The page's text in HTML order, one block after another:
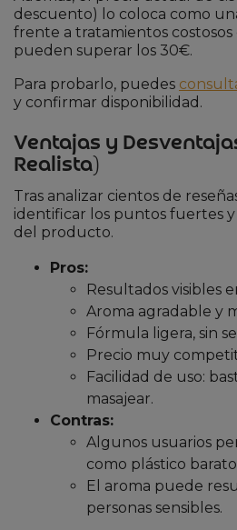
descuento) lo coloca como
frente a tratamientos
pueden superar los 30€.
Para probarlo, puedes
y confirmar disponibilidad.
Ventajas y
Realista)
Tras analizar cientos de
identificar los puntos fuertes y
del producto.
Pros:
Resultados visibles
Aroma agradable y
Fórmula ligera, sin
Precio muy
Facilidad de uso:
masajear.
Contras:
Algunos usuarios
como plástico
El aroma puede
personas sensibles.